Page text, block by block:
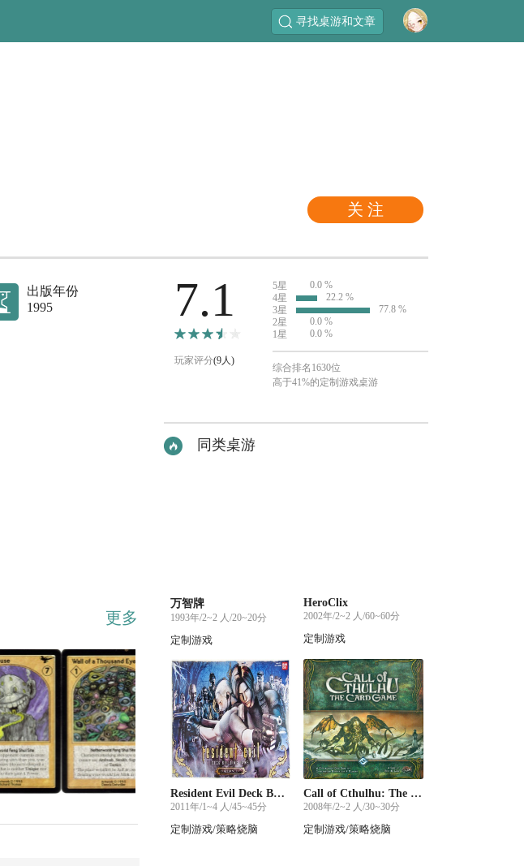
寻找桌游和文章
关 注
出版年份
1995
更多
7.1
玩家评分(9人)
5星
0.0 %
4星
22.2 %
3星
77.8 %
2星
0.0 %
1星
0.0 %
综合排名1630位
高于41%的定制游戏桌游
同类桌游
万智牌
1993年/2~2 人/20~20分
定制游戏
HeroClix
2002年/2~2 人/60~60分
定制游戏
Resident Evil Deck Building Game: Alliance
2011年/1~4 人/45~45分
定制游戏/策略烧脑
Call of Cthulhu: The Card Game
2008年/2~2 人/30~30分
定制游戏/策略烧脑